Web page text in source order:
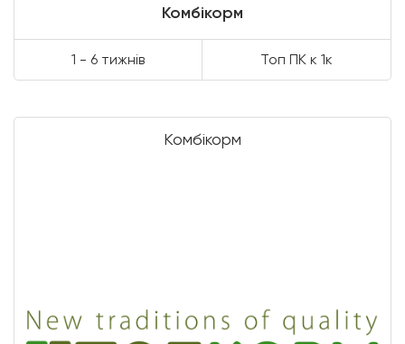
Комбікорм
1 - 6 тижнів Топ ПК к 1к
Комбікорм